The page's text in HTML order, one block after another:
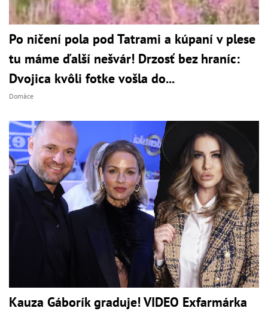
Po ničení pola pod Tatrami a kúpaní v plese
tu máme ďalší nešvár! Drzosť bez hraníc:
Dvojica kvôli fotke vošla do...
Domáce
Kauza Gáborík graduje! VIDEO Exfarmárka